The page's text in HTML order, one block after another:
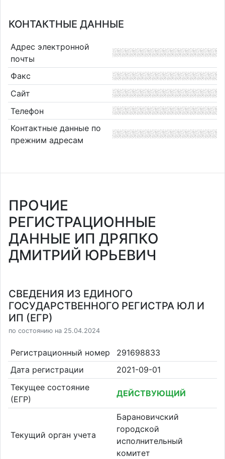
КОНТАКТНЫЕ ДАННЫЕ
Адрес электронной
почты
Факс
Сайт
Телефон
Контактные данные по
прежним адресам
ПРОЧИЕ
РЕГИСТРАЦИОННЫЕ
ДАННЫЕ ИП ДРЯПКО
ДМИТРИЙ ЮРЬЕВИЧ
СВЕДЕНИЯ ИЗ ЕДИНОГО
ГОСУДАРСТВЕННОГО РЕГИСТРА ЮЛ И
ИП (ЕГР)
по состоянию на 25.04.2024
Регистрационный номер
291698833
Дата регистрации
2021-09-01
Текущее состояние
(ЕГР)
ДЕЙСТВУЮЩИЙ
Текущий орган учета
Барановичский
городской
исполнительный
комитет